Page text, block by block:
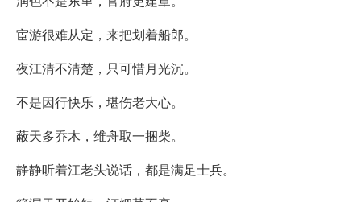
宦游很难从定，来把划着船郎。
夜江清不清楚，只可惜月光沉。
不是因行快乐，堪伤老大心。
蔽天多乔木，维舟取一捆柴。
静静听着江老头说话，都是满足士兵。